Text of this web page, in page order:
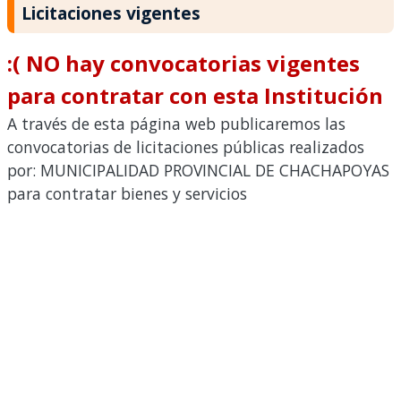
Licitaciones vigentes
:( NO hay convocatorias vigentes
para contratar con esta Institución
A través de esta página web publicaremos las
convocatorias de licitaciones públicas realizados
por: MUNICIPALIDAD PROVINCIAL DE CHACHAPOYAS
para contratar bienes y servicios